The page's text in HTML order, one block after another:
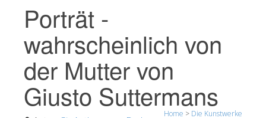
Veranstaltungen & Ausstellungen
Besucher Bewertungen
Kontakt
Die Uffizien entdecken
Jetzt buchen
Porträt -
wahrscheinlich von
der Mutter von
Giusto Suttermans
Home > Die Kunstwerke